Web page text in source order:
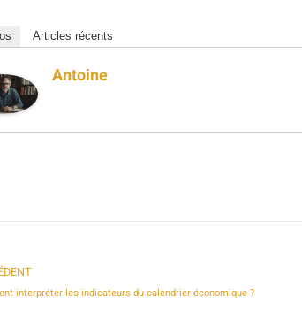
Articles récents
Antoine
interpréter les indicateurs du calendrier économique ?